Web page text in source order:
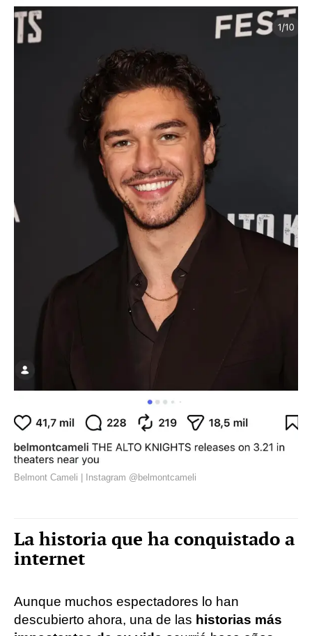
Belmont Cameli | Instagram @belmontcameli
La historia que ha conquistado a
internet
Aunque muchos espectadores lo han
descubierto ahora, una de las historias más